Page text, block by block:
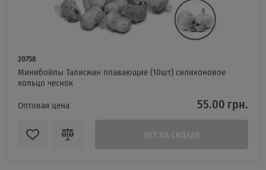
20758
Минибойлы Талисман плавающие (10шт) силиконовое
кольцо чеснок
Оптовая цена
55.00 грн.